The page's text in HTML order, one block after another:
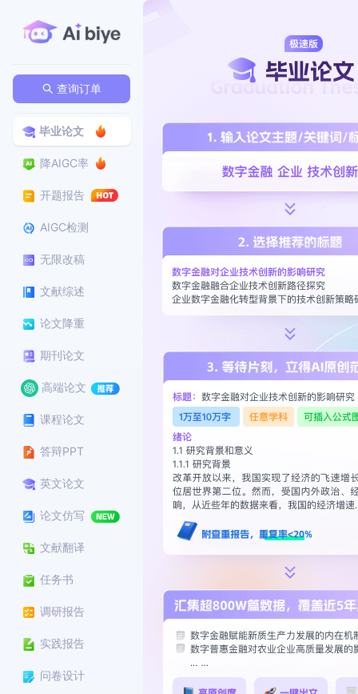
查询订单
毕业论文
降AIGC率
开题报告
AIGC检测
无限改稿
文献综述
论文降重
期刊论文
高端论文
课程论文
答辩PPT
英文论文
论文仿写
文献翻译
任务书
调研报告
实践报告
问卷设计